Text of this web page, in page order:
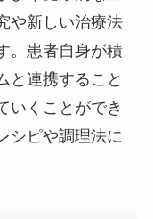
や新しい治療法
。患者自身が積
と連携すること
いくことができ
シピや調理法に